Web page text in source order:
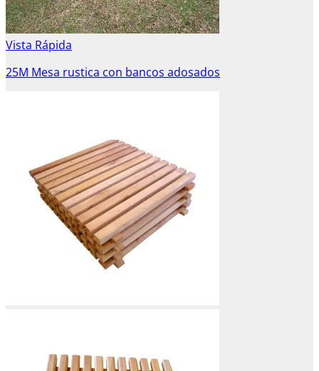
Vista Rápida
25M Mesa rustica con bancos adosados